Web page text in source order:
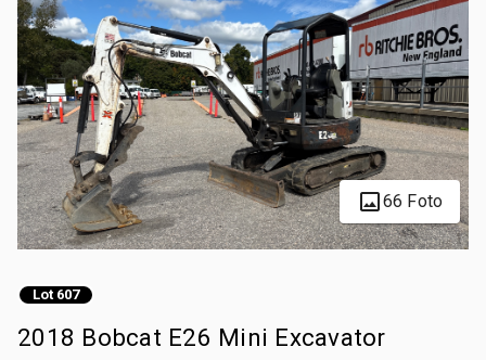
66 Foto
Lot 607
2018 Bobcat E26 Mini Excavator